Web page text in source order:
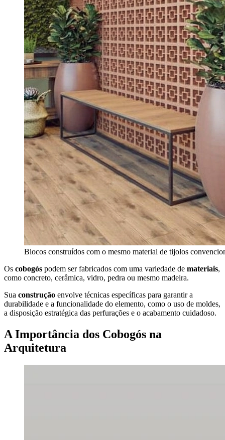
Blocos construídos com o mesmo material de tijolos
Os cobogós podem ser fabricados com uma variedade de materiais,
como concreto, cerâmica, vidro, pedra ou mesmo madeira.
Sua construção envolve técnicas específicas para garantir a
durabilidade e a funcionalidade do elemento, como o uso de moldes,
a disposição estratégica das perfurações e o acabamento cuidadoso.
A Importância dos Cobogós na
Arquitetura